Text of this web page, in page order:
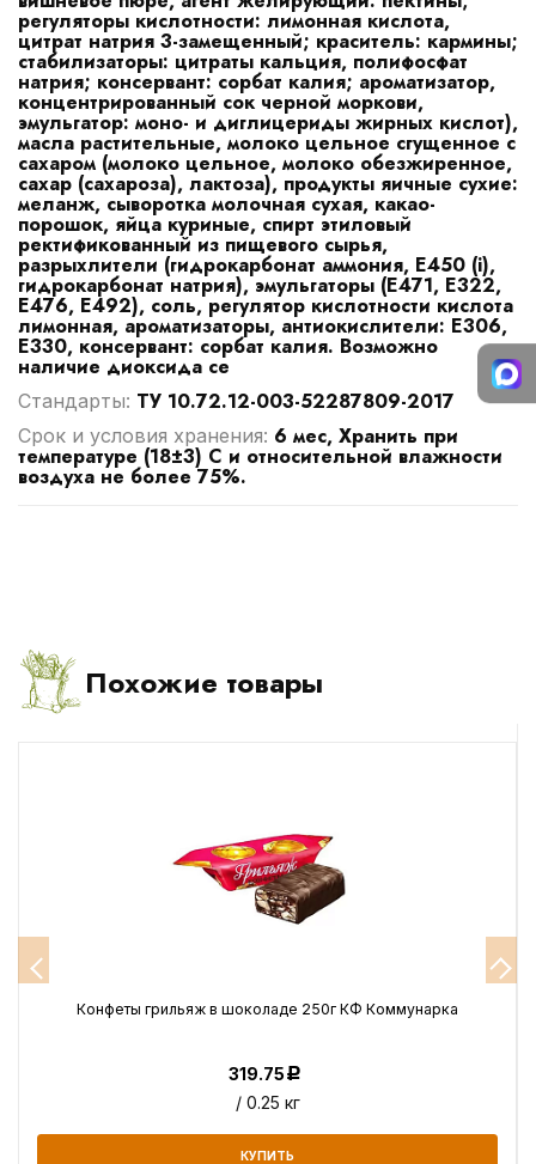
регуляторы кислотности: лимонная кислота,
цитрат натрия 3-замещенный; краситель: кармины;
стабилизаторы: цитраты кальция, полифосфат
натрия; консервант: сорбат калия; ароматизатор,
концентрированный сок черной моркови,
эмульгатор: моно- и диглицериды жирных кислот),
масла растительные, молоко цельное сгущенное с
сахаром (молоко цельное, молоко обезжиренное,
сахар (сахароза), лактоза), продукты яичные сухие:
меланж, сыворотка молочная сухая, какао-
порошок, яйца куриные, спирт этиловый
ректификованный из пищевого сырья,
разрыхлители (гидрокарбонат аммония, Е450 (i),
гидрокарбонат натрия), эмульгаторы (Е471, Е322,
Е476, Е492), соль, регулятор кислотности кислота
лимонная, ароматизаторы, антиокислители: Е306,
Е330, консервант: сорбат калия. Возможно
наличие диоксида се
Стандарты: ТУ 10.72.12-003-52287809-2017
Срок и условия хранения: 6 мес, Хранить при
температуре (18±3) С и относительной влажности
воздуха не более 75%.
Похожие товары
Конфеты грильяж в шоколаде 250г КФ Коммунарка
319.75Р
/ 0.25 кг
КУПИТЬ